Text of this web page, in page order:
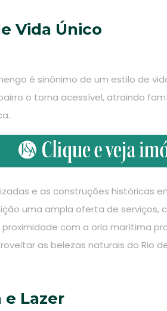
Vida Único
é sinônimo de um estilo de
o torna acessível, atraindo
e as construções históricas
uma ampla oferta de serviços,
proximidade com a orla marítima
as belezas naturais do Rio
e Lazer